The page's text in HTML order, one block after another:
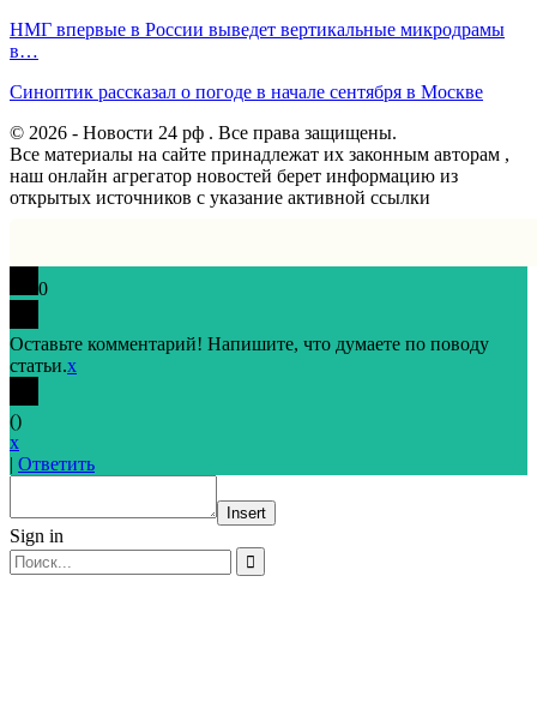
НМГ впервые в России выведет вертикальные микродрамы
в…
Синоптик рассказал о погоде в начале сентября в Москве
© 2026 - Новости 24 рф . Все права защищены.
Все материалы на сайте принадлежат их законным авторам ,
наш онлайн агрегатор новостей берет информацию из
открытых источников с указание активной ссылки
0
Оставьте комментарий! Напишите, что думаете по поводу
статьи.x
()
x
| Ответить
Insert
Sign in